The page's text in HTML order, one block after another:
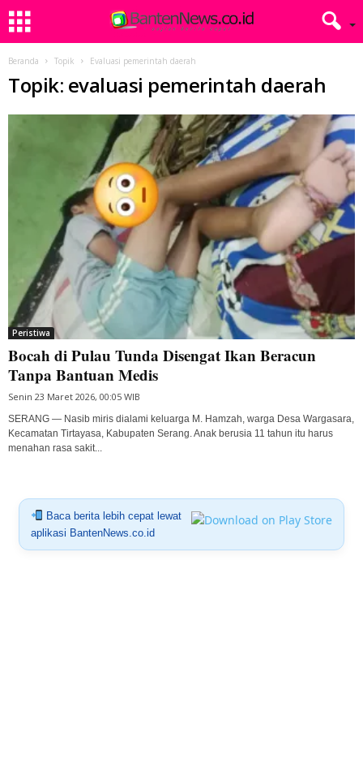
Beranda Topik Evaluasi pemerintah daerah
Topik: evaluasi pemerintah daerah
Peristiwa
Bocah di Pulau Tunda Disengat Ikan Beracun
Tanpa Bantuan Medis
Senin 23 Maret 2026, 00:05 WIB
SERANG — Nasib miris dialami keluarga M. Hamzah, warga Desa Wargasara,
Kecamatan Tirtayasa, Kabupaten Serang. Anak berusia 11 tahun itu harus
menahan rasa sakit...
Baca berita lebih cepat lewat
aplikasi BantenNews.co.id